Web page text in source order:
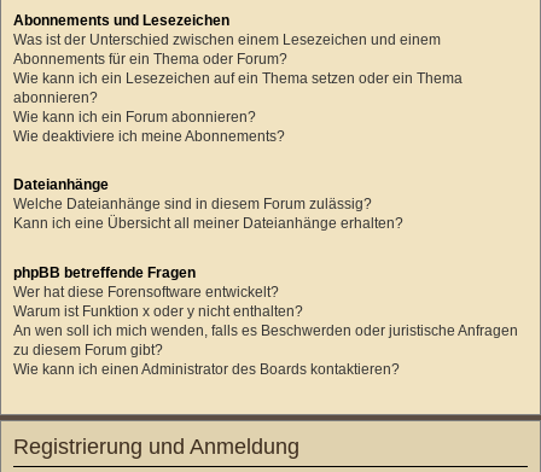
Abonnements und Lesezeichen
Was ist der Unterschied zwischen einem Lesezeichen und einem
Abonnements für ein Thema oder Forum?
Wie kann ich ein Lesezeichen auf ein Thema setzen oder ein Thema
abonnieren?
Wie kann ich ein Forum abonnieren?
Wie deaktiviere ich meine Abonnements?
Dateianhänge
Welche Dateianhänge sind in diesem Forum zulässig?
Kann ich eine Übersicht all meiner Dateianhänge erhalten?
phpBB betreffende Fragen
Wer hat diese Forensoftware entwickelt?
Warum ist Funktion x oder y nicht enthalten?
An wen soll ich mich wenden, falls es Beschwerden oder juristische Anfragen
zu diesem Forum gibt?
Wie kann ich einen Administrator des Boards kontaktieren?
Registrierung und Anmeldung